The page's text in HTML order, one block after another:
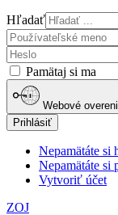
Hľadať
Pamätaj si ma
Webové
Prihlásiť
Nepamätáte si
Nepamätáte si
Vytvoriť účet
ZOJ